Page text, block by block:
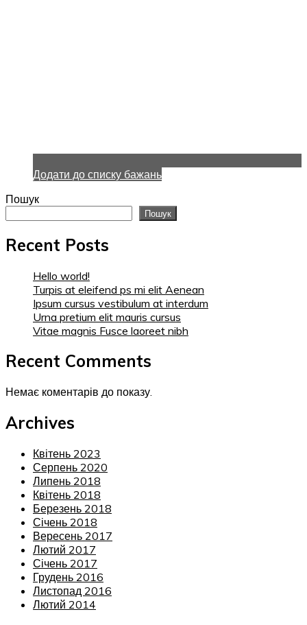
Додати до списку бажань
Пошук
Пошук
Recent Posts
Hello world!
Turpis at eleifend ps mi elit Aenean
Ipsum cursus vestibulum at interdum
Urna pretium elit mauris cursus
Vitae magnis Fusce laoreet nibh
Recent Comments
Немає коментарів до показу.
Archives
Квітень 2023
Серпень 2020
Липень 2018
Квітень 2018
Березень 2018
Січень 2018
Вересень 2017
Лютий 2017
Січень 2017
Грудень 2016
Листопад 2016
Лютий 2014